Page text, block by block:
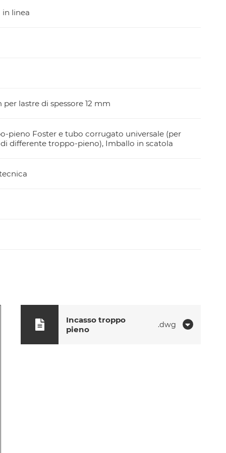
Incasso troppo
pieno
dwg
in linea
lastre di spessore 12 mm
pieno Foster e tubo corrugato universale (per
differente troppo-pieno), Imballo in scatola